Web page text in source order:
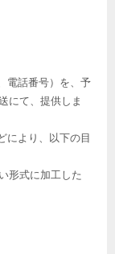
電話番号）を、予
にて、提供しま
により、以下の目
形式に加工した